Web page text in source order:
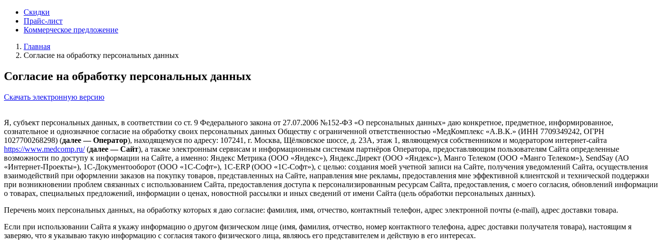
Скидки
Прайс-лист
Коммерческое предложение
Главная
Согласие на обработку персональных данных
Согласие на обработку персональных данных
Скачать электронную версию
Я, субъект персональных данных, в соответствии со ст. 9 Федерального закона от 27.07.2006 №152-ФЗ «О персональных данных» даю конкретное, предметное, информированное,
сознательное и однозначное согласие на обработку своих персональных данных Обществу с ограниченной ответственностью «МедКомплекс «А.В.К.» (ИНН 7709349242, ОГРН
1027700268298) (далее — Оператор), находящемуся по адресу: 107241, г. Москва, Щёлковское шоссе, д. 23А, этаж 1, являющемуся собственником и модератором интернет-сайта
https://www.medcomp.ru/(далее — Сайт), а также электронным сервисам и информационным системам партнёров Оператора, предоставляющим пользователям Сайта определенные
возможности по доступу к информации на Сайте, а именно: Яндекс Метрика (ООО «Яндекс»), Яндекс.Директ (ООО «Яндекс»), Манго Телеком (ООО «Манго Телеком»), SendSay (АО
«Интернет-Проекты»), 1С-Документооборот (ООО «1С-Софт»), 1С-ERP (ООО «1С-Софт»), с целью: создания моей учетной записи на Сайте, получения уведомлений Сайта, осуществления
взаимодействий при оформлении заказов на покупку товаров, представленных на Сайте, направления мне рекламы, предоставления мне эффективной клиентской и технической поддержки
при возникновении проблем связанных с использованием Сайта, предоставления доступа к персонализированным ресурсам Сайта, предоставления, с моего согласия, обновлений информации
о товарах, специальных предложений, информации о ценах, новостной рассылки и иных сведений от имени Сайта (цель обработки персональных данных).
Перечень моих персональных данных, на обработку которых я даю согласие: фамилия, имя, отчество, контактный телефон, адрес электронной почты (е-mail), адрес доставки товара.
Если при использовании Сайта я укажу информацию о другом физическом лице (имя, фамилия, отчество, номер контактного телефона, адрес доставки получателя товара), настоящим я
заверяю, что я указываю такую информацию с согласия такого физического лица, являюсь его представителем и действую в его интересах.